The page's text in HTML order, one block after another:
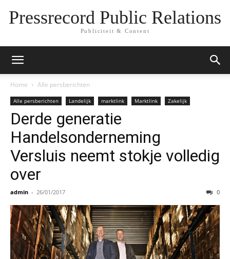
Pressrecord Public Relations
Publiciteit & Content
Home Alle persberichten
Alle persberichten Landelijk marktlink Marktlink Zakelijk
Derde generatie
Handelsonderneming
Versluis neemt stokje volledig
over
admin - 26/01/2017 0